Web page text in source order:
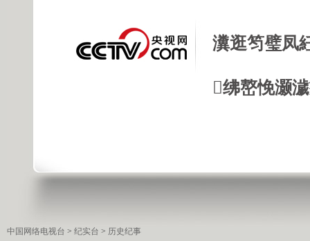
瀵逛笉璧凤
绋嶅悗灏
中国网络电视台 > 纪实台 > 历史纪事